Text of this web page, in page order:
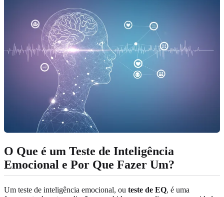
O Que é um Teste de Inteligência
Emocional e Por Que Fazer Um?
Um teste de inteligência emocional, ou teste de EQ, é uma